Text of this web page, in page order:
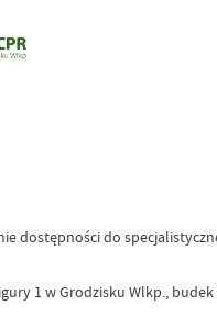
dostępności do
1 w Grodzisku Wlkp., budek